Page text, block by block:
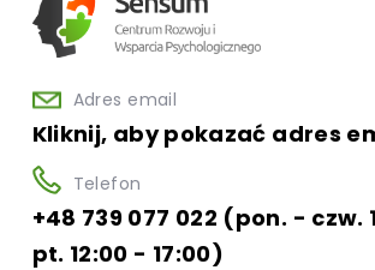
Adres email
Kliknij, aby pokazać adres
Telefon
+48 739 077 022 (pon. - czw.
pt. 12:00 - 17:00)